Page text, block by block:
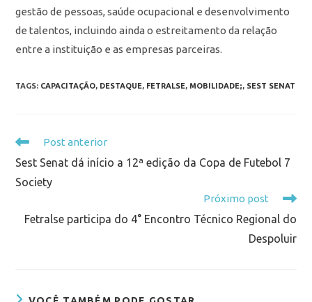
gestão de pessoas, saúde ocupacional e desenvolvimento
de talentos, incluindo ainda o estreitamento da relação
entre a instituição e as empresas parceiras.
TAGS: CAPACITAÇÃO, DESTAQUE, FETRALSE, MOBILIDADE;, SEST SENAT
Post anterior
Sest Senat dá início a 12ª edição da Copa de Futebol 7
Society
Próximo post
Fetralse participa do 4° Encontro Técnico Regional do
Despoluir